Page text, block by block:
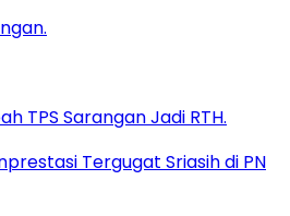
TPS Sarangan Jadi RTH.